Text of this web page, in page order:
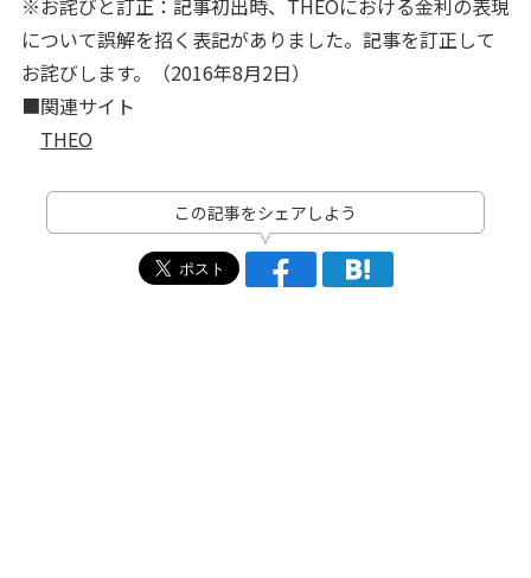
※お詫びと訂正：記事初出時、THEOにおける金利の表現
について誤解を招く表記がありました。記事を訂正して
お詫びします。（2016年8月2日）
■関連サイト
THEO
この記事をシェアしよう